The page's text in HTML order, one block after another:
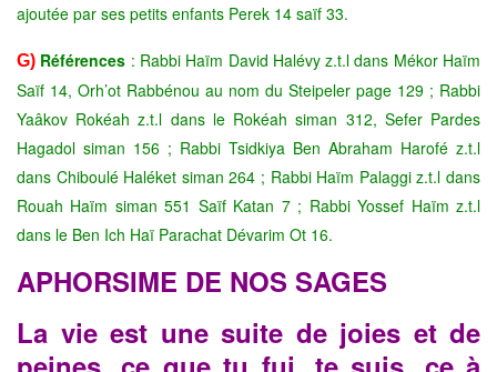
ajoutée par ses petits enfants Perek 14 saïf 33.
G) Références : Rabbi Haïm David Halévy z.t.l dans Mékor Haïm
Saïf 14, Orh’ot Rabbénou au nom du Steipeler page 129 ; Rabbi
Yaâkov Rokéah z.t.l dans le Rokéah siman 312, Sefer Pardes
Hagadol siman 156 ; Rabbi Tsidkiya Ben Abraham Harofé z.t.l
dans Chiboulé Haléket siman 264 ; Rabbi Haïm Palaggi z.t.l dans
Rouah Haïm siman 551 Saïf Katan 7 ; Rabbi Yossef Haïm z.t.l
dans le Ben Ich Haï Parachat Dévarim Ot 16.
APHORSIME DE NOS SAGES
La vie est une suite de joies et de